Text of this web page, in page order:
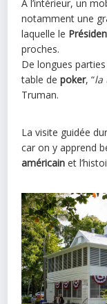
À l’intérieur, un
notamment une
laquelle le
proches.
De longues
table depoker, “la
Truman.
La visite guidée
car on y apprend
américain et